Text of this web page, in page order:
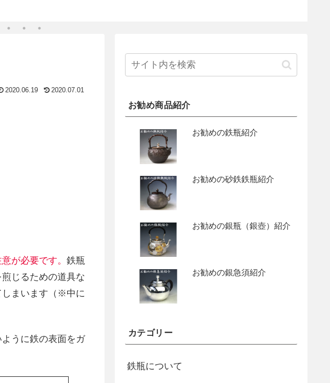
2020.06.19 2020.07.01
が必要です。 鉄瓶
じるための道具な
しまいます（※中に
ように鉄の表面をガ
お勧め商品紹介
お勧めの鉄瓶紹介
お勧めの砂鉄鉄瓶紹介
お勧めの銀瓶（銀壺）紹介
お勧めの銀急須紹介
カテゴリー
鉄瓶について